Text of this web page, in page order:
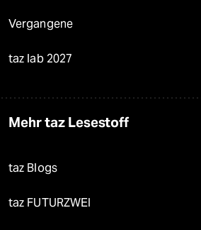
Vergangene
taz lab 2027
Mehr taz Lesestoff
taz Blogs
taz FUTURZWEI